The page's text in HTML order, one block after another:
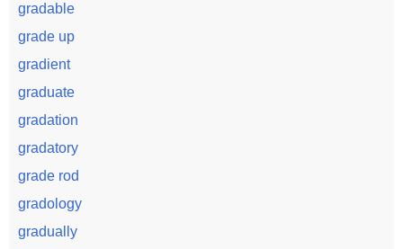
gradable
grade up
gradient
graduate
gradation
gradatory
grade rod
gradology
gradually